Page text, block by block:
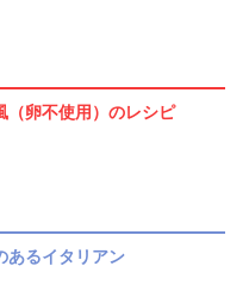
（卵不使用）のレシピ
あるイタリアン